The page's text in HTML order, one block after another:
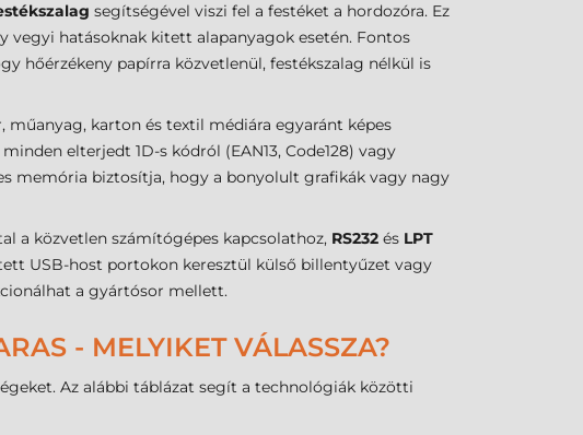
segítségével viszi fel a festéket a hordozóra. Ez
vegyi hatásoknak kitett alapanyagok esetén. Fontos
hőérzékeny papírra közvetlenül, festékszalag nélkül is
műanyag, karton és textil médiára egyaránt képes
elterjedt 1D-s kódról (EAN13, Code128) vagy
memória biztosítja, hogy a bonyolult grafikák vagy nagy
a közvetlen számítógépes kapcsolathoz, RS232 és LPT
USB-host portokon keresztül külső billentyűzet vagy
a gyártósor mellett.
- MELYIKET VÁLASSZA?
Az alábbi táblázat segít a technológiák közötti